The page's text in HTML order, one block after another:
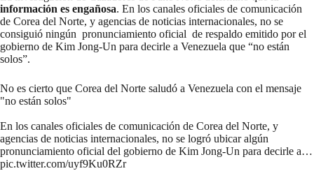
información es engañosa. En los canales oficiales de comunicación
de Corea del Norte, y agencias de noticias internacionales, no se
consiguió ningún pronunciamiento oficial de respaldo emitido por el
gobierno de Kim Jong-Un para decirle a Venezuela que “no están
solos”.
No es cierto que Corea del Norte saludó a Venezuela con el mensaje
"no están solos"
En los canales oficiales de comunicación de Corea del Norte, y
agencias de noticias internacionales, no se logró ubicar algún
pronunciamiento oficial del gobierno de Kim Jong-Un para decirle a…
pic.twitter.com/uyf9Ku0RZr